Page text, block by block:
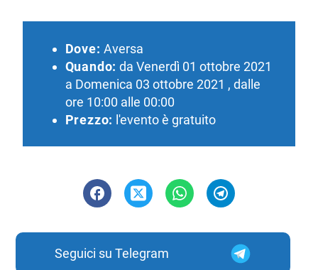
Dove: Aversa
Quando: da Venerdì 01 ottobre 2021
a Domenica 03 ottobre 2021 , dalle
ore 10:00 alle 00:00
Prezzo: l'evento è gratuito
Seguici su Telegram